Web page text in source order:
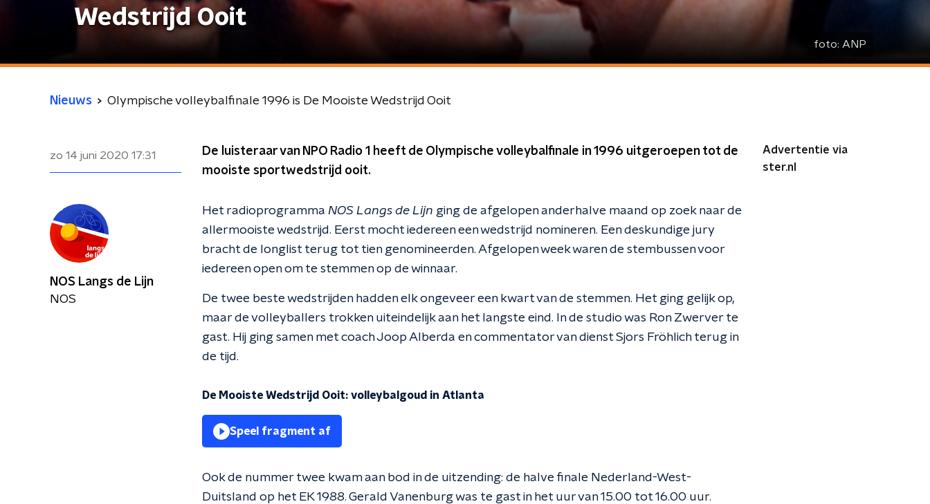
Wedstrijd Ooit
foto: ANP
Nieuws Olympische volleybalfinale 1996 is De Mooiste Wedstrijd Ooit
zo 14 juni 2020 17:31
De luisteraar van NPO Radio 1 heeft de Olympische volleybalfinale in 1996 uitgeroepen tot de
mooiste sportwedstrijd ooit.
Het radioprogramma NOS Langs de Lijn ging de afgelopen anderhalve maand op zoek naar de
allermooiste wedstrijd. Eerst mocht iedereen een wedstrijd nomineren. Een deskundige jury
bracht de longlist terug tot tien genomineerden. Afgelopen week waren de stembussen voor
iedereen open om te stemmen op de winnaar.
De twee beste wedstrijden hadden elk ongeveer een kwart van de stemmen. Het ging gelijk op,
maar de volleyballers trokken uiteindelijk aan het langste eind. In de studio was Ron Zwerver te
gast. Hij ging samen met coach Joop Alberda en commentator van dienst Sjors Fröhlich terug in
de tijd.
De Mooiste Wedstrijd Ooit: volleybalgoud in Atlanta
Speel fragment af
Ook de nummer twee kwam aan bod in de uitzending: de halve finale Nederland-West-
Duitsland op het EK 1988. Gerald Vanenburg was te gast in het uur van 15.00 tot 16.00 uur.
Advertentie via
ster.nl
NOS Langs de Lijn
NOS